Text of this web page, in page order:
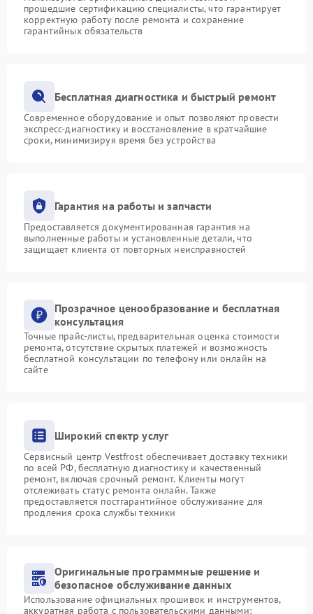
прошедшие сертификацию специалисты, что гарантирует
корректную работу после ремонта и сохранение
гарантийных обязательств
Бесплатная диагностика и быстрый ремонт
Современное оборудование и опыт позволяют провести
экспресс-диагностику и восстановление в кратчайшие
сроки, минимизируя время без устройства
Гарантия на работы и запчасти
Предоставляется документированная гарантия на
выполненные работы и установленные детали, что
защищает клиента от повторных неисправностей
Прозрачное ценообразование и бесплатная
консультация
Точные прайс-листы, предварительная оценка стоимости
ремонта, отсутствие скрытых платежей и возможность
бесплатной консультации по телефону или онлайн на
сайте
Широкий спектр услуг
Сервисный центр Vestfrost обеспечивает доставку техники
по всей РФ, бесплатную диагностику и качественный
ремонт, включая срочный ремонт. Клиенты могут
отслеживать статус ремонта онлайн. Также
предоставляется постгарантийное обслуживание для
продления срока службы техники
Оригинальные программные решение и
безопасное обслуживание данных
Использование официальных прошивок и инструментов,
аккуратная работа с пользовательскими данными: